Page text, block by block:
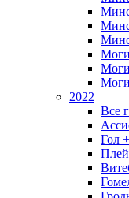
2022
Все
Гол